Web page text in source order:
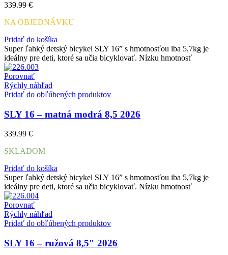
339.99 €
NA OBJEDNÁVKU
Pridať do košíka
Super ľahký detský bicykel SLY 16” s hmotnosťou iba 5,7kg je
ideálny pre deti, ktoré sa učia bicyklovať. Nízku hmotnosť
Porovnať
Rýchly náhľad
Pridať do obľúbených produktov
SLY 16 – matná modrá 8,5 2026
339.99 €
SKLADOM
Pridať do košíka
Super ľahký detský bicykel SLY 16” s hmotnosťou iba 5,7kg je
ideálny pre deti, ktoré sa učia bicyklovať. Nízku hmotnosť
Porovnať
Rýchly náhľad
Pridať do obľúbených produktov
SLY 16 – ružová 8,5″ 2026